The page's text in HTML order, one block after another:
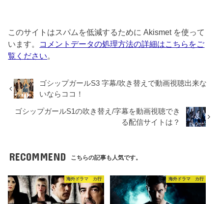
このサイトはスパムを低減するために Akismet を使って
います。 コメントデータの処理方法の詳細はこちらをご
覧ください。
ゴシップガールS3 字幕/吹き替えで動画視聴出来な
いならココ！
ゴシップガールS1の吹き替え/字幕を動画視聴でき
る配信サイトは？
RECOMMEND こちらの記事も人気です。
海外ドラマ カ行 海外ドラマ カ行